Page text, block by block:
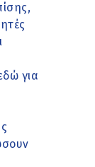
για